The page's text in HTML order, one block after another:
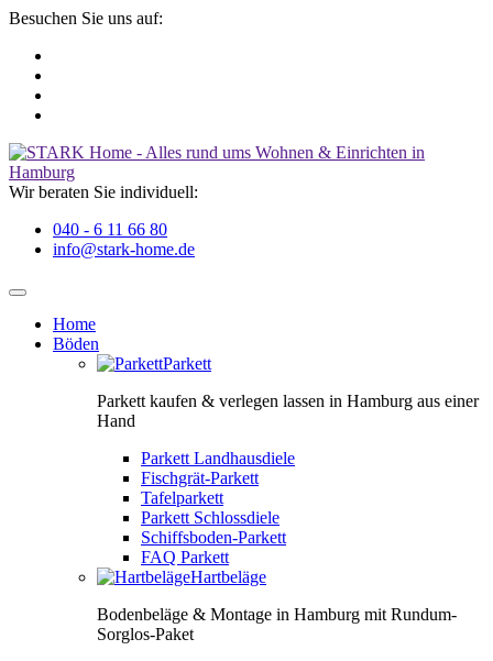
Besuchen Sie uns auf:
Wir beraten Sie individuell:
040 - 6 11 66 80
info@stark-home.de
Home
Böden
Parkett
Parkett kaufen & verlegen lassen in Hamburg aus einer
Hand
Parkett Landhausdiele
Fischgrät-Parkett
Tafelparkett
Parkett Schlossdiele
Schiffsboden-Parkett
FAQ Parkett
Hartbeläge
Bodenbeläge & Montage in Hamburg mit Rundum-
Sorglos-Paket